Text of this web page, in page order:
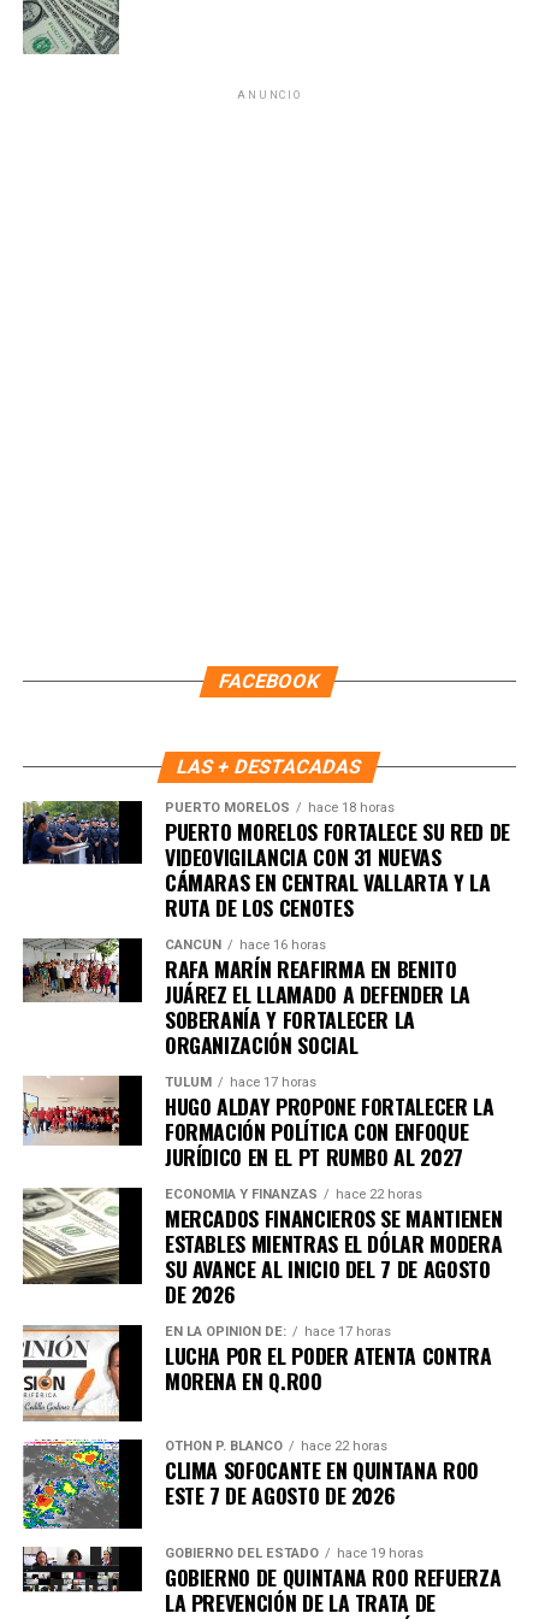
3. Avanza plan internacional para la
transición política en Gaza
5. UE y Mercosur ultiman detalles
para firmar acuerdo histórico
Representantes de Brasil, Argentina, Paraguay y Uruguay
se reunieron con autoridades europeas para cerrar los
últimos puntos delacuerdo comercial UE–Mercosur
cuya firma está prevista para mañana. El pacto es
considerado uno de los más amplios de la última década.
6. Inundaciones dejan más de cien
muertos en el sur de África
Lluvias torrenciales provocaroninundaciones severas
en Mozambique, Sudáfrica y Zimbabue, dejando más de
100 fallecidos y miles de viviendas destruidas. Equipos
de rescate continúan trabajando en zonas incomunicadas.
7. Uganda vive jornada violenta tras
arresto de Bobi Wine
Al menos siete personas murieron en enfrentamientos
entre manifestantes y fuerzas de seguridad luego de la
detención del líder opositorBobi Wine
helicóptero a un destino no revelado. Organizaciones
internacionales expresaron preocupación por el clima
electoral.
8. Expresidente surcoreano Yoon
Suk Yeol es condenado a cinco años
ANUNCIO
FACEBOOK
LAS + DESTACADAS
PUERTO MORELOS hace 18 horas
PUERTO MORELOS FORTALECE SU RED DE
VIDEOVIGILANCIA CON 31 NUEVAS
CÁMARAS EN CENTRAL VALLARTA Y LA
RUTA DE LOS CENOTES
CANCÚN hace 16 horas
RAFA MARÍN REAFIRMA EN BENITO
JUÁREZ EL LLAMADO A DEFENDER LA
SOBERANÍA Y FORTALECER LA
ORGANIZACIÓN SOCIAL
TULUM hace 17 horas
HUGO ALDAY PROPONE FORTALECER LA
FORMACIÓN POLÍTICA CON ENFOQUE
JURÍDICO EN EL PT RUMBO AL 2027
ECONOMÍA Y FINANZAS hace 22 horas
MERCADOS FINANCIEROS SE MANTIENEN
ESTABLES MIENTRAS EL DÓLAR MODERA
SU AVANCE AL INICIO DEL 7 DE AGOSTO
DE 2026
EN LA OPINIÓN DE: hace 17 horas
LUCHA POR EL PODER ATENTA CONTRA
MORENA EN Q.ROO
OTHON P. BLANCO hace 22 horas
CLIMA SOFOCANTE EN QUINTANA ROO
ESTE 7 DE AGOSTO DE 2026
GOBIERNO DEL ESTADO hace 19 horas
GOBIERNO DE QUINTANA ROO REFUERZA
LA PREVENCIÓN DE LA TRATA DE